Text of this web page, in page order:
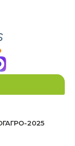
2025